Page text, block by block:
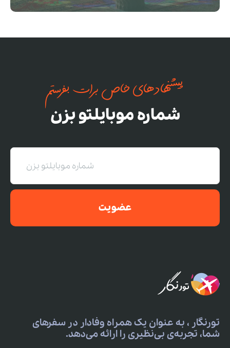
پیشنهادهای خاص برات بفرستم
شماره موبایلتو بزن
عضویت
تورنگار ، به عنوان یک همراه وفادار در سفرهای
شما، تجربه‌ی بی‌نظیری را ارائه می‌دهد.